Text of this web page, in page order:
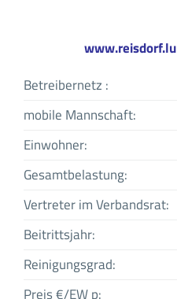
www.reisdorf.lu
Betreibernetz :
mobile Mannschaft:
Einwohner:
Gesamtbelastung:
Vertreter im Verbandsrat:
Beitrittsjahr:
Reinigungsgrad:
Preis €/EW p: